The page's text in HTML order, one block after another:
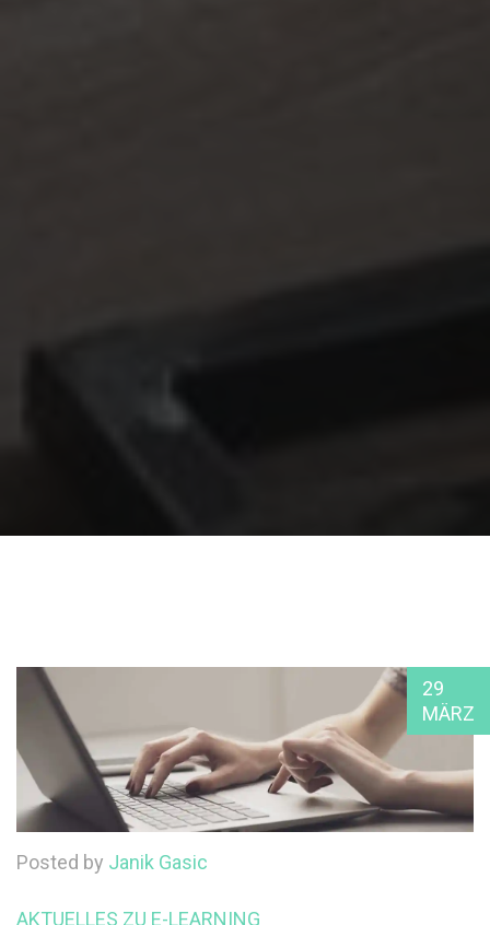
29
MÄRZ
Posted by Janik Gasic
AKTUELLES ZU E-LEARNING